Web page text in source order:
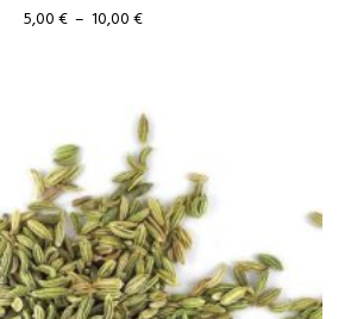
5,00€ – 10,00€Plage
à
10,00 €